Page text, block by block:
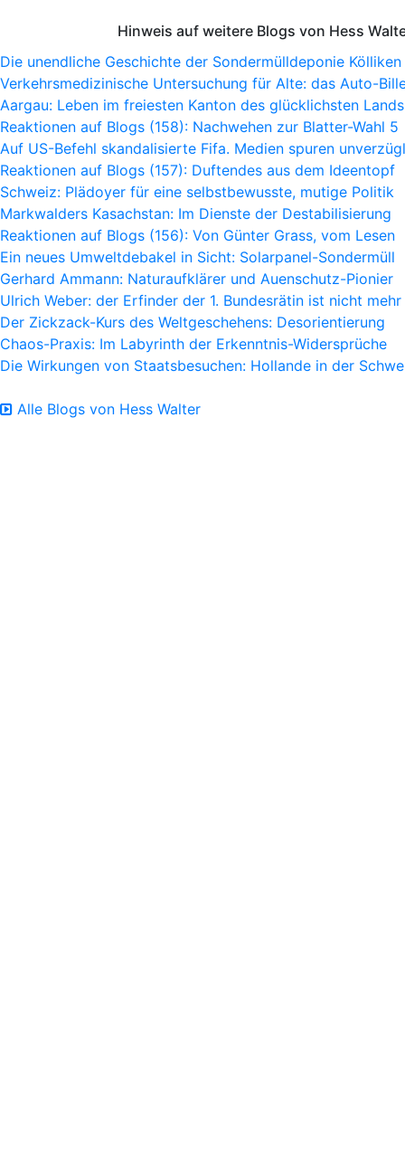
Hinweis auf weitere Blogs von Hess
Die unendliche Geschichte der Sondermülldeponie Kölliken
Verkehrsmedizinische Untersuchung für Alte: das Auto-
Aargau: Leben im freiesten Kanton des glücklichsten Lands
Reaktionen auf Blogs (158): Nachwehen zur Blatter-Wahl 5
Auf US-Befehl skandalisierte Fifa. Medien spuren
Reaktionen auf Blogs (157): Duftendes aus dem Ideentopf
Schweiz: Plädoyer für eine selbstbewusste, mutige Politik
Markwalders Kasachstan: Im Dienste der Destabilisierung
Reaktionen auf Blogs (156): Von Günter Grass, vom Lesen
Ein neues Umweltdebakel in Sicht: Solarpanel-Sondermüll
Gerhard Ammann: Naturaufklärer und Auenschutz-Pionier
Ulrich Weber: der Erfinder der 1. Bundesrätin ist nicht mehr
Der Zickzack-Kurs des Weltgeschehens: Desorientierung
Chaos-Praxis: Im Labyrinth der Erkenntnis-Widersprüche
Die Wirkungen von Staatsbesuchen: Hollande in der
Alle Blogs von Hess Walter